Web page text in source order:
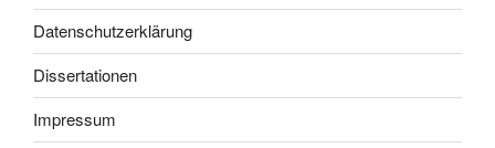
Datenschutzerklärung
Dissertationen
Impressum